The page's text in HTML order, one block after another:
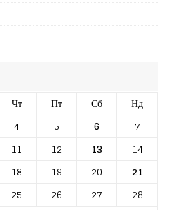
Чт Пт Сб
Нд
4 5 6
7
11 12 13
14
18 19 20
21
25 26 27
28